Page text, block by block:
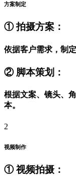
方案制定
① 拍摄方案：
依据客户需求，制
② 脚本策划：
根据文案、镜头、
本。
2
视频制作
① 视频拍摄：